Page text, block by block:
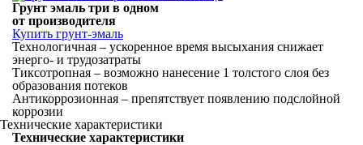
Грунт эмаль три в одном
от производителя
Купить грунт-эмаль
Технологичная – ускоренное время высыхания снижает
энерго- и трудозатраты
Тиксотропная – возможно нанесение 1 толстого слоя без
образования потеков
Антикоррозионная – препятствует появлению подслойной
коррозии
Технические характеристики
Технические характеристики